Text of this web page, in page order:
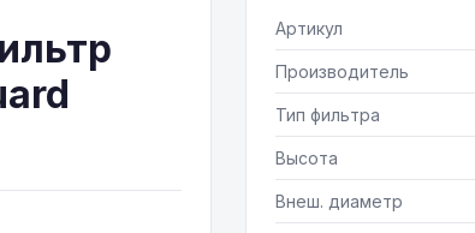
Артикул
Производитель
Тип фильтра
Высота
Внеш. диаметр